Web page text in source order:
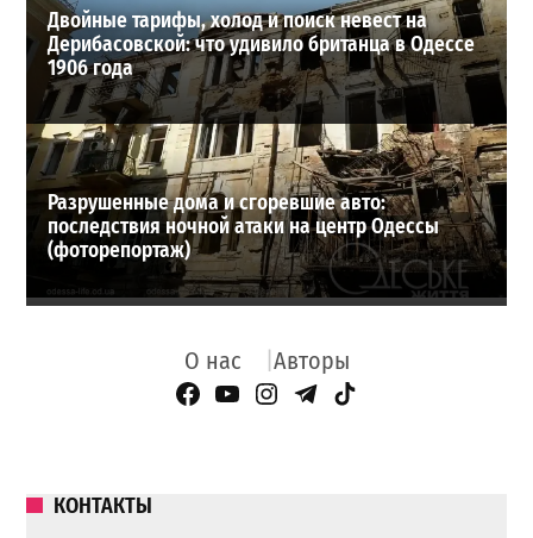
Двойные тарифы, холод и поиск невест на
Дерибасовской: что удивило британца в Одессе
1906 года
Разрушенные дома и сгоревшие авто:
последствия ночной атаки на центр Одессы
(фоторепортаж)
О нас Авторы
Facebook Page
YouTube
Instagram
Telegram
TikTok
КОНТАКТЫ